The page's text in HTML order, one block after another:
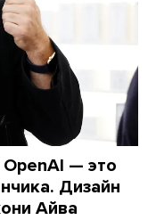
— это
Дизайн
Айва